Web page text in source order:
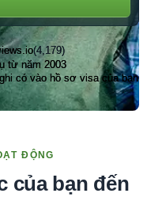
(4,179)
từ năm 2003
có vào hồ sơ visa của bạn
ĐỘNG
của bạn đến